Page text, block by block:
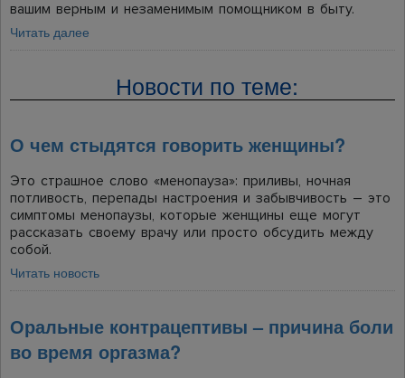
вашим верным и незаменимым помощником в быту.
Читать далее
Новости по теме:
О чем стыдятся говорить женщины?
Это страшное слово «менопауза»: приливы, ночная
потливость, перепады настроения и забывчивость – это
симптомы менопаузы, которые женщины еще могут
рассказать своему врачу или просто обсудить между
собой.
Читать новость
Оральные контрацептивы – причина боли
во время оргазма?